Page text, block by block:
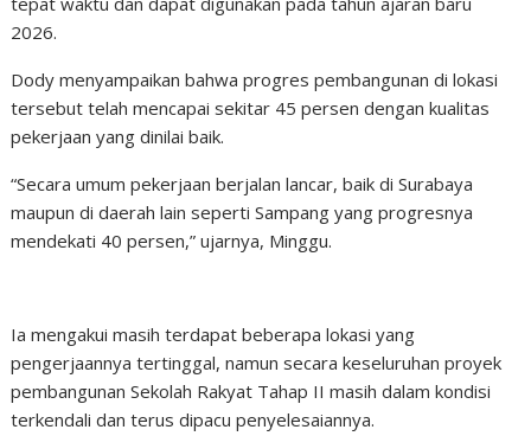
2026.
Dody menyampaikan bahwa progres pembangunan di lokasi
tersebut telah mencapai sekitar 45 persen dengan kualitas
pekerjaan yang dinilai baik.
“Secara umum pekerjaan berjalan lancar, baik di Surabaya
maupun di daerah lain seperti Sampang yang progresnya
mendekati 40 persen,” ujarnya, Minggu.
Ia mengakui masih terdapat beberapa lokasi yang
pengerjaannya tertinggal, namun secara keseluruhan proyek
pembangunan Sekolah Rakyat Tahap II masih dalam kondisi
terkendali dan terus dipacu penyelesaiannya.